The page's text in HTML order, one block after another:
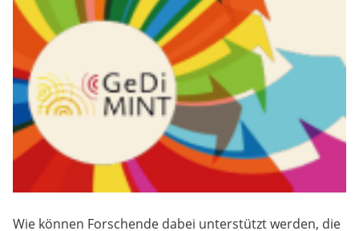
Wie können Forschende dabei unterstützt werden, die